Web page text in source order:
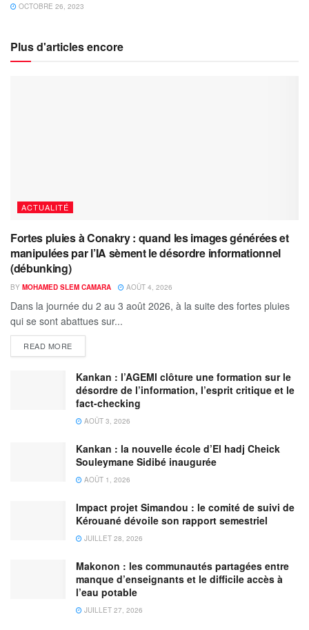
OCTOBRE 26, 2023
Plus d'articles encore
ACTUALITÉ
Fortes pluies à Conakry : quand les images générées et
manipulées par l’IA sèment le désordre informationnel
(débunking)
BY MOHAMED SLEM CAMARA AOÛT 4, 2026
Dans la journée du 2 au 3 août 2026, à la suite des fortes pluies
qui se sont abattues sur...
READ MORE
Kankan : l’AGEMI clôture une formation sur le
désordre de l’information, l’esprit critique et le
fact-checking
AOÛT 3, 2026
Kankan : la nouvelle école d’El hadj Cheick
Souleymane Sidibé inaugurée
AOÛT 1, 2026
Impact projet Simandou : le comité de suivi de
Kérouané dévoile son rapport semestriel
JUILLET 28, 2026
Makonon : les communautés partagées entre
manque d’enseignants et le difficile accès à
l’eau potable
JUILLET 27, 2026